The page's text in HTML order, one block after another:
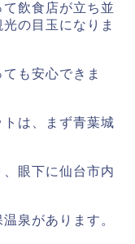
飲食店が立ち並
の目玉になりま
も安心できま
は、まず青葉城
眼下に仙台市内
泉があります。